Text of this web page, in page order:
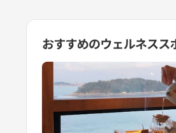
おすすめのウェルネスス